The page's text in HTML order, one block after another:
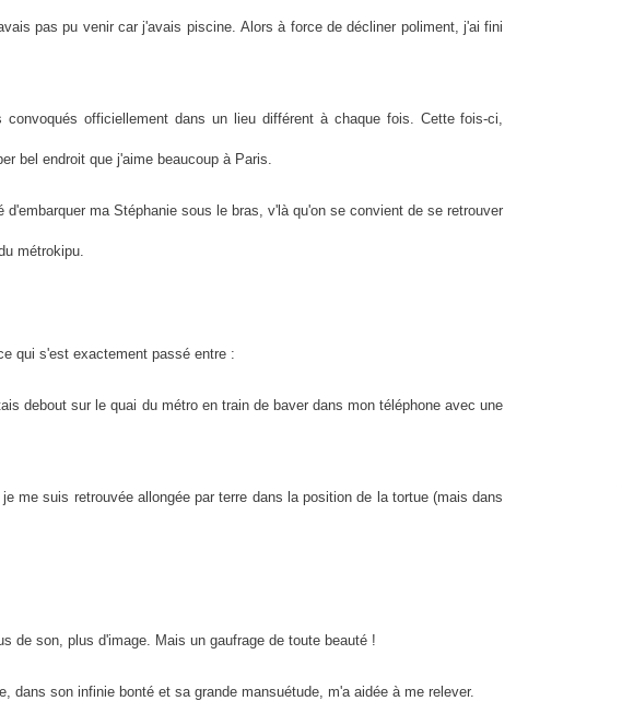
pas pu venir car j'avais piscine. Alors à force de décliner poliment, j'ai fini
convoqués officiellement dans un lieu différent à chaque fois. Cette fois-ci,
bel endroit que j'aime beaucoup à Paris.
d'embarquer ma Stéphanie sous le bras, v'là qu'on se convient de se retrouver
métrokipu.
qui s'est exactement passé entre :
debout sur le quai du métro en train de baver dans mon téléphone avec une
me suis retrouvée allongée par terre dans la position de la tortue (mais dans
de son, plus d'image. Mais un gaufrage de toute beauté !
dans son infinie bonté et sa grande mansuétude, m'a aidée à me relever.